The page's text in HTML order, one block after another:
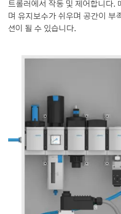
트롤러에서 작동 및 제어합니다.
며 유지보수가 쉬우며 공간이 부
션이 될 수 있습니다.